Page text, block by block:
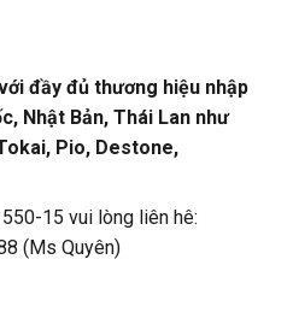
đầy đủ thương hiệu nhập
Nhật Bản, Thái Lan như
Pio, Destone,
15 vui lòng liên hê:
(Ms Quyên)